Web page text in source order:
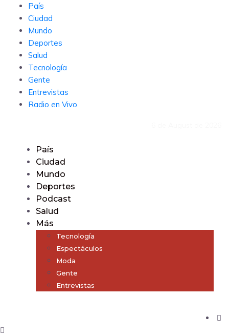
País
Ciudad
Mundo
Deportes
Salud
Tecnología
Gente
Entrevistas
Radio en Vivo
País
Ciudad
Mundo
Deportes
Podcast
Salud
Más
Tecnología
Espectáculos
Moda
Gente
Entrevistas